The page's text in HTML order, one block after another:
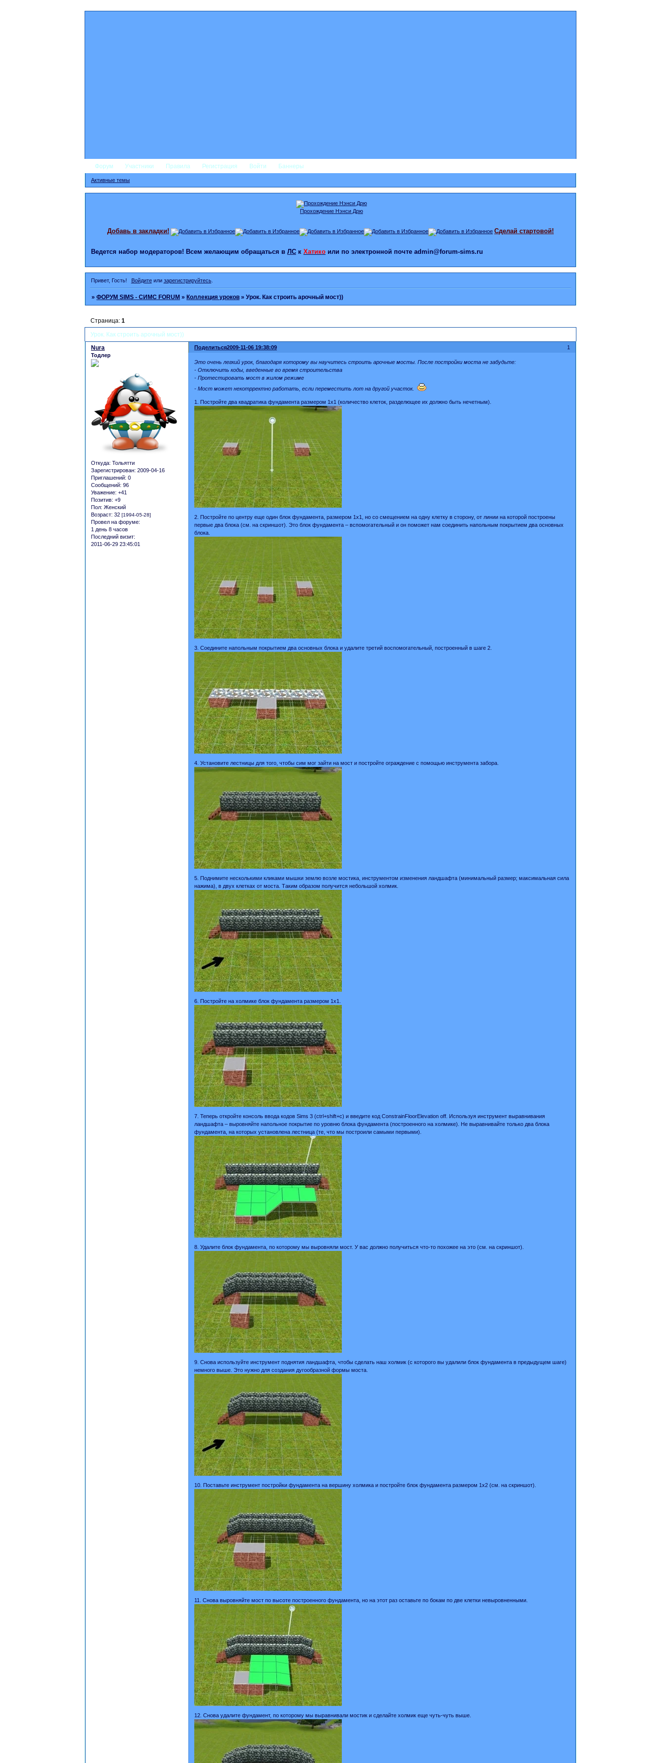
Форум Участники Правила Регистрация Войти Баннеры
Активные темы
Прохождение Нэнси Дрю
Добавь в закладки! Сделай стартовой!
Ведется набор модераторов! Всем желающим обращаться в ЛС к Хатико или по электронной почте admin@forum-sims.ru
Привет, Гость! Войдитеили зарегистрируйтесь.
»ФОРУМ SIMS - СИМС FORUM »Коллекция уроков »Урок. Как строить арочный мост))
Урок. Как строить арочный мост))
Страница:1
Поделиться 1
2009-11-06 19:38:09
Nura
Тодлер
Откуда: Тольятти
Зарегистрирован: 2009-04-16
Приглашений: 0
Сообщений: 96
Уважение: +41
Позитив: +9
Пол: Женский
Возраст: 32 [1994-05-28]
Провел на форуме:
1 день 8 часов
Последний визит:
2011-06-29 23:45:01
Это очень легкий урок, благодаря которому вы научитесь строить арочные мосты. После постройки моста не забудьте:
- Отключить коды, введенные во время строительства
- Протестировать мост в жилом режиме
- Мост может некотрректно работать, если переместить лот на другой участок.
1. Постройте два квадратика фундамента размером 1х1 (количество клеток, разделющее их должно быть нечетным).
2. Постройте по центру еще один блок фундамента, размером 1х1, но со смещением на одну клетку в сторону, от линии на которой построены
первые два блока (см. на скриншот). Это блок фундамента – вспомогательный и он поможет нам соединить напольным покрытием два основных
блока.
3. Соедините напольным покрытием два основных блока и удалите третий воспомогательный, построенный в шаге 2.
4. Установите лестницы для того, чтобы сим мог зайти на мост и постройте ограждение с помощью инструмента забора.
5. Поднимите несколькими кликами мышки землю возле мостика, инструментом изменения ландшафта (минимальный размер; максимальная сила
нажима), в двух клетках от моста. Таким образом получится небольшой холмик.
6. Постройте на холмике блок фундамента размером 1х1.
7. Теперь откройте консоль ввода кодов Sims 3 (ctrl+shift+c) и введите код ConstrainFloorElevation off. Используя инструмент выравнивания
ландшафта – выровняйте напольное покрытие по уровню блока фундамента (построенного на холмике). Не выравнивайте только два блока
фундамента, на которых установлена лестница (те, что мы построили самыми первыми).
8. Удалите блок фундамента, по которому мы выровняли мост. У вас должно получиться что-то похожее на это (см. на скриншот).
9. Снова используйте инструмент поднятия ландшафта, чтобы сделать наш холмик (с которого вы удалили блок фундамента в предыдущем шаге)
немного выше. Это нужно для создания дугообразной формы моста.
10. Поставьте инструмент постройки фундамента на вершину холмика и постройте блок фундамента размером 1х2 (см. на скриншот).
11. Снова выровняйте мост по высоте построенного фундамента, но на этот раз оставьте по бокам по две клетки невыровненными.
12. Снова удалите фундамент, по которому мы выравнивали мостик и сделайте холмик еще чуть-чуть выше.